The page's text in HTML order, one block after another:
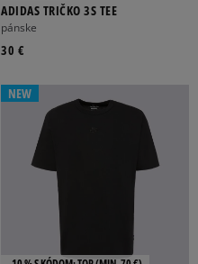
ADIDAS TRIČKO 3S TEE
pánske
30 €
NEW